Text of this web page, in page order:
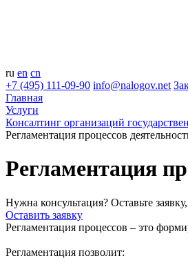
ru en cn
+7 (495) 111-09-90 info@nalogov.net
Главная
Услуги
Консалтинг организаций
Регламентация процессов
Регламентация
Нужна консультация? Оставьте
Оставить заявку
Регламентация процессов – это
Регламентация позволит: